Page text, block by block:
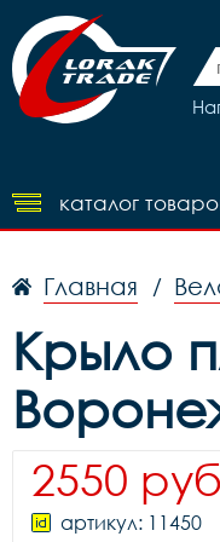
каталог
Главная /
Крыло
2550
артикул: 11450